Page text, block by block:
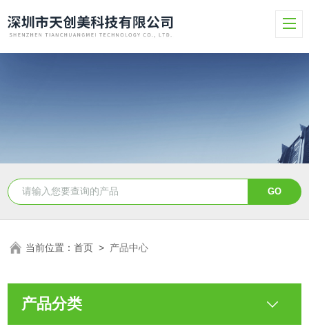
当前位置：首页 > 产品中心
产品分类